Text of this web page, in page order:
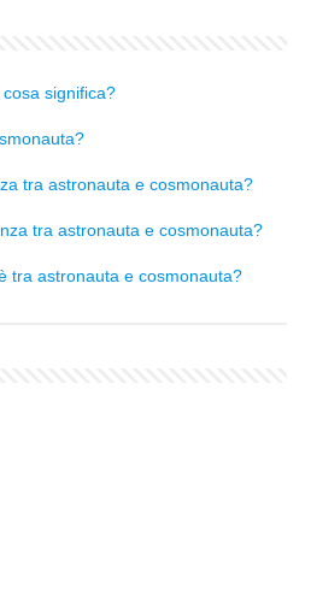
significa?
tra astronauta e cosmonauta?
tra astronauta e cosmonauta?
tra astronauta e cosmonauta?